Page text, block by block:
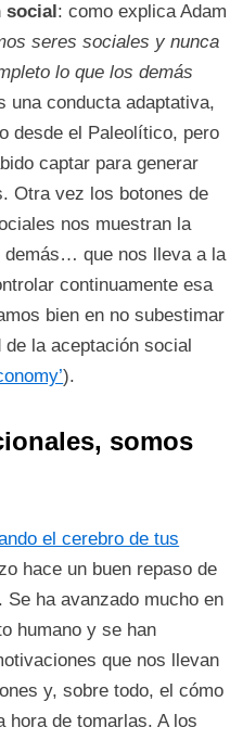
social: como explica Adam
seres sociales y nunca
lo que los demás
una conducta adaptativa,
desde el Paleolítico, pero
captar para generar
Otra vez los botones de
nos muestran la
demás… que nos lleva a la
continuamente esa
bien en no subestimar
la aceptación social
).
somos
el cerebro de tus
hace un buen repaso de
ha avanzado mucho en
humano y se han
que nos llevan
y, sobre todo, el cómo
hora de tomarlas. A los